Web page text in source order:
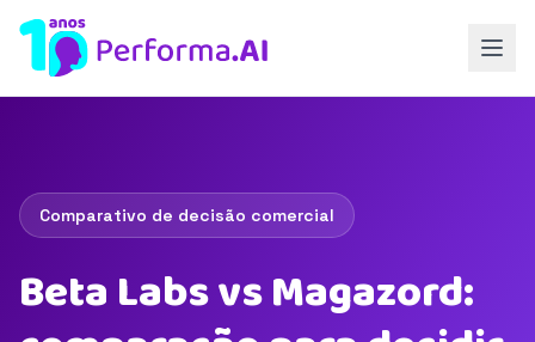
Comparativo de decisão comercial
Beta Labs vs Magazord: